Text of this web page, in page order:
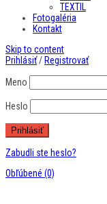
TEXTIL
Fotogaléria
Kontakt
Skip to content
Prihlásiť/ Registrovať
Meno
Heslo
Zabudli ste heslo?
Obľúbené (0)